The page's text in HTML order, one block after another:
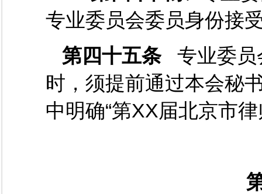
专业委员会委员身份接
第四十五条
专业委
时，须提前通过本会秘
中明确“第XX届北京市